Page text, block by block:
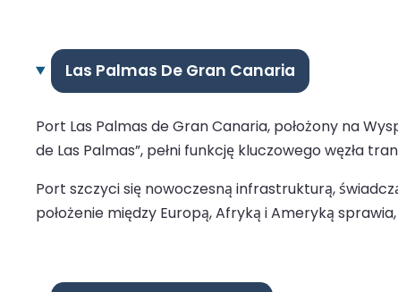
Las Palmas De Gran Canaria
Port Las Palmas de Gran Canaria, położony na
de Las Palmas”, pełni funkcję kluczowego węzła
Port szczyci się nowoczesną infrastrukturą,
położenie między Europą, Afryką i Ameryką